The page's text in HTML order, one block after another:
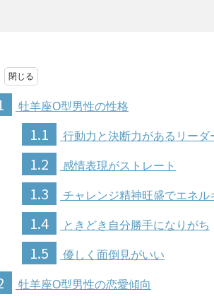
牡羊座O型男性の性格
1.1 行動力と決断力があるリーダ
1.2 感情表現がストレート
1.3 チャレンジ精神旺盛でエネル
1.4 ときどき自分勝手になりがち
1.5 優しく面倒見がいい
牡羊座O型男性の恋愛傾向